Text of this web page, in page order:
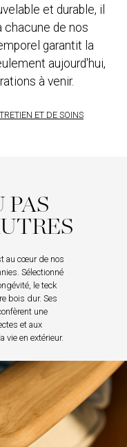
COMPTE
DE DÉTAIL
NOTRE
et durable, il
chacune de nos
garantit la
aujourd'hui,
à venir.
ET DE SOINS
au cœur de nos
Sélectionné
le teck
bois dur. Ses
une
et aux
vie en extérieur.